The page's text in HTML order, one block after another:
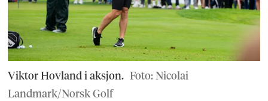
Viktor Hovland i aksjon. Foto: Nicolai
Landmark/Norsk Golf